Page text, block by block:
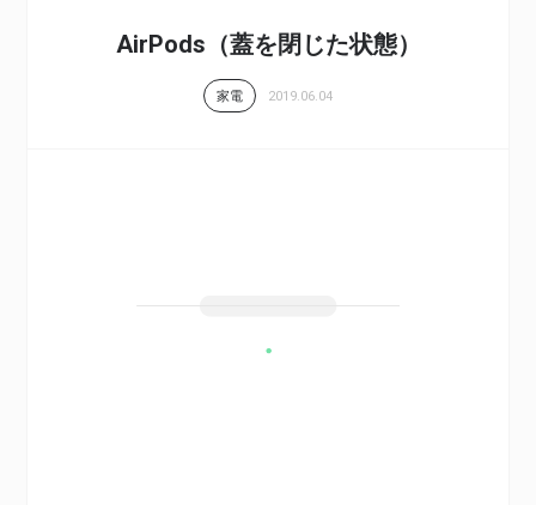
AirPods（蓋を閉じた状態）
家電 2019.06.04